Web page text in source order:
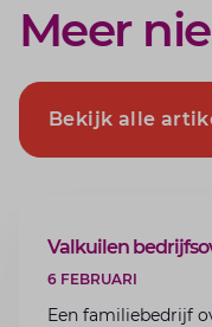
Meer
Bekijk alle
ARTIKEL
Valkuilen
6 FEBRUARI
Een familiebedrijf